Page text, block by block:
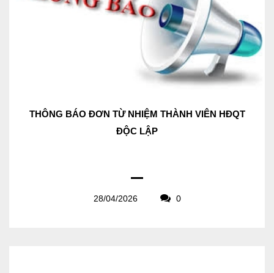
THÔNG BÁO ĐƠN TỪ NHIỆM THÀNH VIÊN HĐQT
ĐỘC LẬP
28/04/2026 0